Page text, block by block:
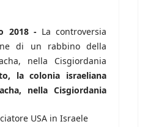
2018 - La controversia
di un rabbino della
nella Cisgiordania
la colonia israeliana
nella Cisgiordania
USA in Israele